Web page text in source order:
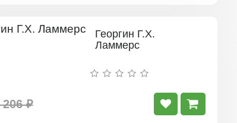
Георгин Г.Х.
Ламмерс
206 ₽